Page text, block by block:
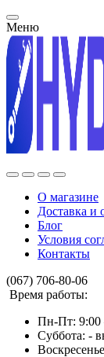
Меню
О магазине
Доставка и
Блог
Условия
Контакты
(067) 706-80-06
Время работы:
Пн-Пт: 9:00
Суббота: -